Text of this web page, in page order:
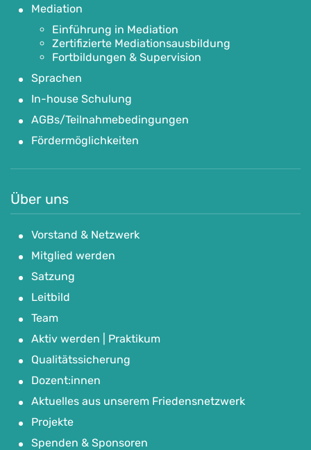
Mediation
Einführung in Mediation
Zertifizierte Mediationsausbildung
Fortbildungen & Supervision
Sprachen
In-house Schulung
AGBs/Teilnahmebedingungen
Fördermöglichkeiten
Über uns
Vorstand & Netzwerk
Mitglied werden
Satzung
Leitbild
Team
Aktiv werden | Praktikum
Qualitätssicherung
Dozent:innen
Aktuelles aus unserem Friedensnetzwerk
Projekte
Spenden & Sponsoren